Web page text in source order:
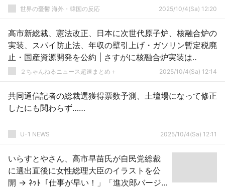
世界の憂鬱 海外・韓国の反応 2025/10/4(Sa) 12:20
高市新総裁、憲法改正、日本に次世代原子炉、核融合炉の
実装、スパイ防止法、年収の壁引上げ・ガソリン暫定税廃
止・国産資源開発を公約 | さすがに核融合炉実装は‥
２ちゃんねるニュース超速まとめ＋ 2025/10/4(Sa) 12:14
共同通信記者の総裁選獲得票数予測、土壇場になって修正
したにも関わらず……
U-1 NEWS 2025/10/4(Sa) 12:11
いらすとやさん、高市早苗氏が自民党総裁
に選出直後に女性総理大臣のイラストを公
開 → ﾈｯﾄ「仕事が早い！」「進次郎バージ